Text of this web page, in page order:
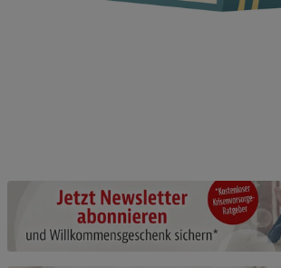
Beschreibung Notwendige Cookies
Cookie-Informationenanzeigen